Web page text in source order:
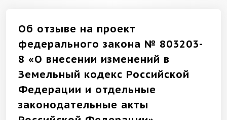
Об отзыве на проект
федерального закона № 803203-
8 «О внесении изменений в
Земельный кодекс Российской
Федерации и отдельные
законодательные акты